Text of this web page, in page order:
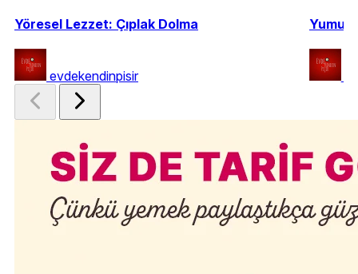
Yöresel Lezzet: Çıplak Dolma
evdekendinpisir